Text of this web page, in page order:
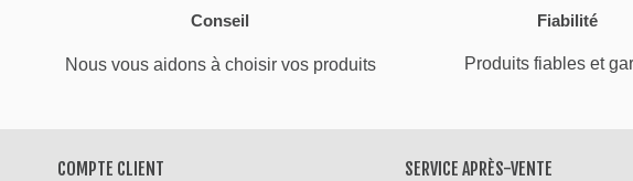
Conseil Fiabilité
Nous vous aidons à choisir vos produits Produits fiables et
COMPTE CLIENT SERVICE APRÈS-VENTE